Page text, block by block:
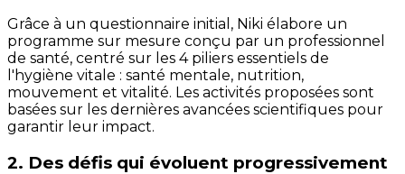
Grâce à un questionnaire initial, Niki élabore un
programme sur mesure conçu par un professionnel
de santé, centré sur les 4 piliers essentiels de
l'hygiène vitale : santé mentale, nutrition,
mouvement et vitalité. Les activités proposées sont
basées sur les dernières avancées scientifiques pour
garantir leur impact.
2. Des défis qui évoluent progressivement